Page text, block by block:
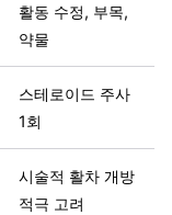
활동 수정, 부목,
약물
스테로이드 주사
1회
시술적 활차 개방
적극 고려